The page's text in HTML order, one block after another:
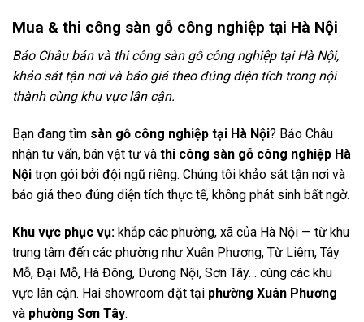
Mua & thi công sàn gỗ công nghiệp tại Hà Nội
Bảo Châu bán và thi công sàn gỗ công nghiệp tại Hà Nội,
khảo sát tận nơi và báo giá theo đúng diện tích trong nội
thành cùng khu vực lân cận.
Bạn đang tìm sàn gỗ công nghiệp tại Hà Nội? Bảo Châu
nhận tư vấn, bán vật tư và thi công sàn gỗ công nghiệp Hà
Nội trọn gói bởi đội ngũ riêng. Chúng tôi khảo sát tận nơi và
báo giá theo đúng diện tích thực tế, không phát sinh bất ngờ.
Khu vực phục vụ: khắp các phường, xã của Hà Nội — từ khu
trung tâm đến các phường như Xuân Phương, Từ Liêm, Tây
Mỗ, Đại Mỗ, Hà Đông, Dương Nội, Sơn Tây… cùng các khu
vực lân cận. Hai showroom đặt tại phường Xuân Phương
và phường Sơn Tây.